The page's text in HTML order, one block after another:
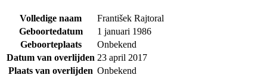
Volledige naam
František Rajtoral
Geboortedatum
1 januari 1986
Geboorteplaats
Onbekend
Datum van overlijden 23 april 2017
Plaats van overlijden Onbekend